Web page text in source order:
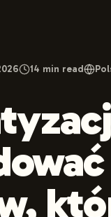
hours.
14 min read